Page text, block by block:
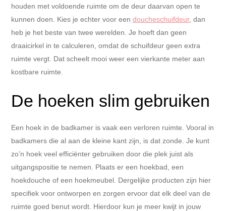
houden met voldoende ruimte om de deur daarvan open te
kunnen doen. Kies je echter voor eendoucheschuifdeur, dan
heb je het beste van twee werelden. Je hoeft dan geen
draaicirkel in te calculeren, omdat de schuifdeur geen extra
ruimte vergt. Dat scheelt mooi weer een vierkante meter aan
kostbare ruimte.
De hoeken slim gebruiken
Een hoek in de badkamer is vaak een verloren ruimte. Vooral in
badkamers die al aan de kleine kant zijn, is dat zonde. Je kunt
zo’n hoek veel efficiënter gebruiken door die plek juist als
uitgangspositie te nemen. Plaats er een hoekbad, een
hoekdouche of een hoekmeubel. Dergelijke producten zijn hier
specifiek voor ontworpen en zorgen ervoor dat elk deel van de
ruimte goed benut wordt. Hierdoor kun je meer kwijt in jouw